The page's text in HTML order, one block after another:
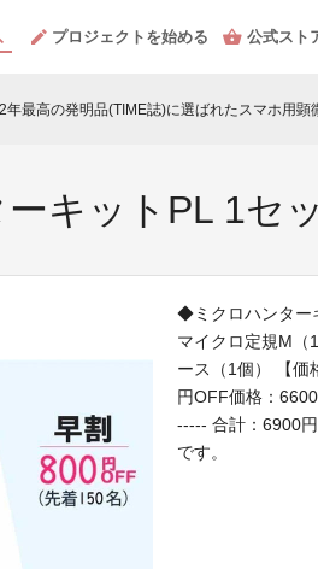
プロジェクトを始める 公式スト
年最高の発明品(TIME誌)に選ばれたスマホ用顕
キットPL 1セ
◆ミクロハンター
マイクロ定規M（
ース（1個） 【価
円OFF価格：
----- 合計：6900
です。